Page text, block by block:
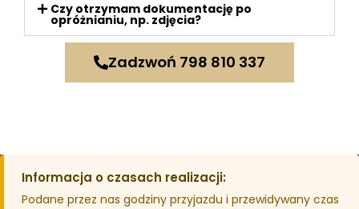
Czy otrzymam dokumentację po
opróżnianiu, np. zdjęcia?
Zadzwoń 798 810 337
Informacja o czasach realizacji:
Podane przez nas godziny przyjazdu i przewidywany czas